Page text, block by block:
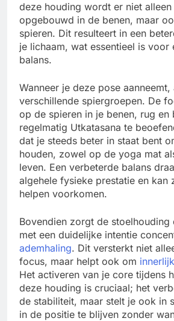
deze houding wordt er niet
opgebouwd in de benen, maar
spieren. Dit resulteert in een
je lichaam, wat essentieel is voor
balans.
Wanneer je deze pose
verschillende spiergroepen. De
op de spieren in je benen, rug en
regelmatig Utkatasana te
dat je steeds beter in staat bent
houden, zowel op de yoga mat
leven. Een verbeterde balans
algehele fysieke prestatie en kan
helpen voorkomen.
Bovendien zorgt de
met een duidelijke intentie
ademhaling. Dit versterkt niet
focus, maar helpt ook om
Het activeren van je core tijdens
deze houding is cruciaal; het
de stabiliteit, maar stelt je ook in
in de positie te blijven zonder